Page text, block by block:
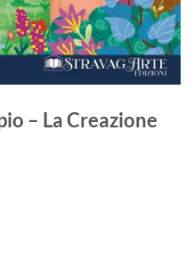
– La Creazione